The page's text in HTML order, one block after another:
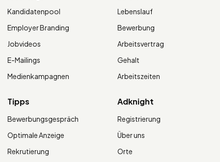
Kandidatenpool
Employer Branding
Jobvideos
E-Mailings
Medienkampagnen
Lebenslauf
Bewerbung
Arbeitsvertrag
Gehalt
Arbeitszeiten
Tipps
Bewerbungsgespräch
Optimale Anzeige
Rekrutierung
Adknight
Registrierung
Über uns
Orte